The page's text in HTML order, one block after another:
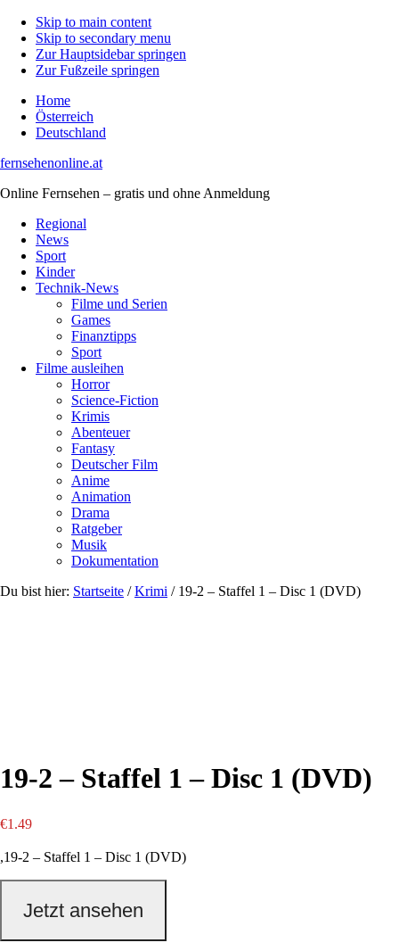
Skip to main content
Skip to secondary menu
Zur Hauptsidebar springen
Zur Fußzeile springen
Home
Österreich
Deutschland
fernsehenonline.at
Online Fernsehen – gratis und ohne Anmeldung
Regional
News
Sport
Kinder
Technik-News
Filme und Serien
Games
Finanztipps
Sport
Filme ausleihen
Horror
Science-Fiction
Krimis
Abenteuer
Fantasy
Deutscher Film
Anime
Animation
Drama
Ratgeber
Musik
Dokumentation
Du bist hier: Startseite / Krimi /19-2 – Staffel 1 – Disc 1 (DVD)
19-2 – Staffel 1 – Disc 1 (DVD)
€1.49
,19-2 – Staffel 1 – Disc 1 (DVD)
Jetzt ansehen